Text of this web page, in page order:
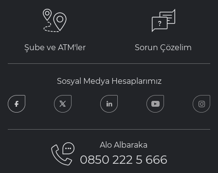
Şube ve ATM'ler Sorun Çözelim
Sosyal Medya Hesaplarımız
facebook
Alo Albaraka
0850 222 5 666